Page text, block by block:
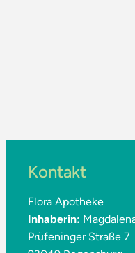
Kontakt
Flora Apotheke
Inhaberin:
Prüfeninger Straße 7